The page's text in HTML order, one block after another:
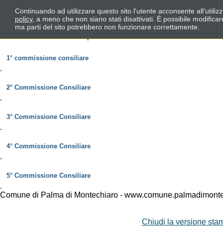
1° commissione consiliare
.
2° Commissione Consiliare
.
3° Commissione Consiliare
.
4° Commissione Consiliare
.
5° Commissione Consiliare
.
Comune di Palma di Montechiaro -
Chiudi la versione
Continuando ad utilizzare questo sito l'utente acconsente
policy, a meno che non siano stati disattivati. È possibile
ma parti del sito potrebbero non funzionare correttamente.